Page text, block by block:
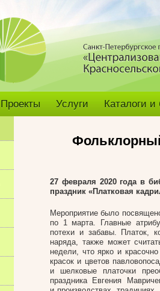
Проекты Услуги Каталоги
27 февраля 2020 года в
праздник «Платковая
Мероприятие было
по 1 марта. Главные
потехи и забавы. Платок,
наряда, также может
недели, что ярко и
красок и цветов
и шелковые платочки
праздника Евгения